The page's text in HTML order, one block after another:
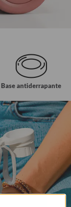
Base antiderrapante